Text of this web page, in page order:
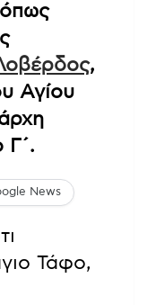
όπως
,
Αγίου
Γ΄.
News
Τάφο,